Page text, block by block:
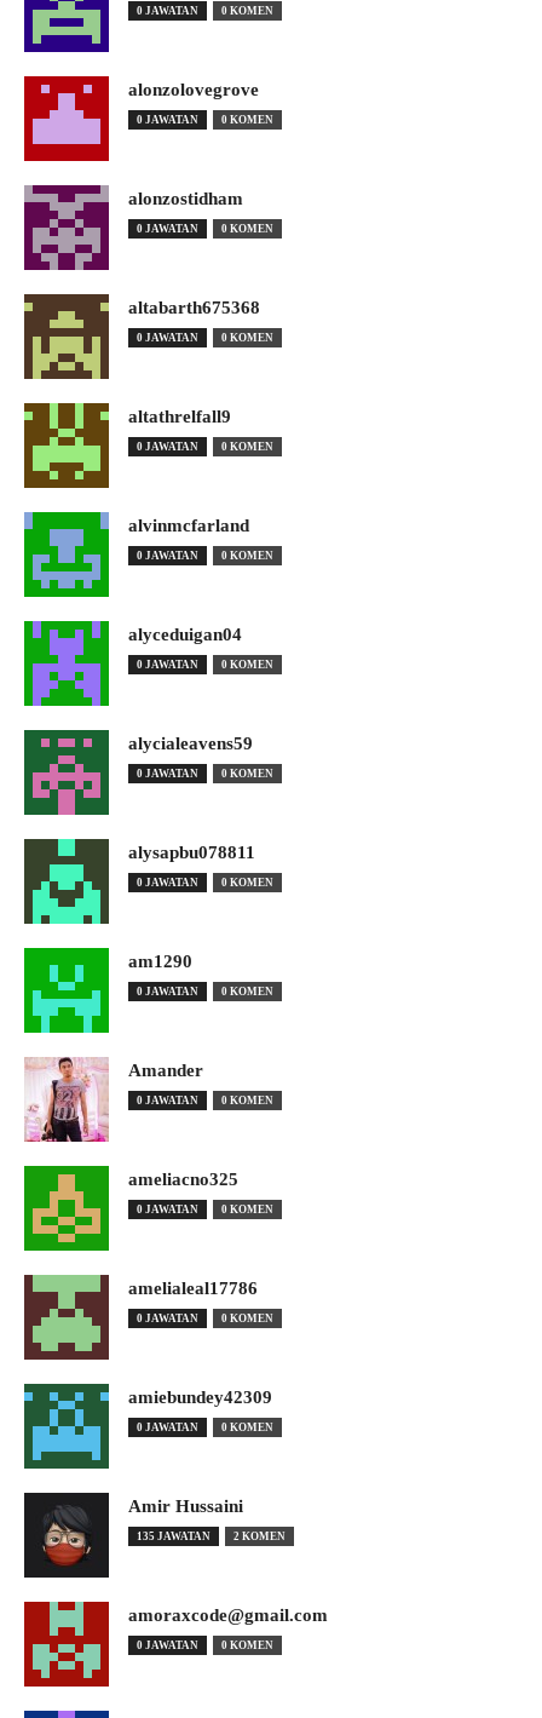
0 JAWATAN 0 KOMEN
alonzolovegrove
0 JAWATAN 0 KOMEN
alonzostidham
0 JAWATAN 0 KOMEN
altabarth675368
0 JAWATAN 0 KOMEN
altathrelfall9
0 JAWATAN 0 KOMEN
alvinmcfarland
0 JAWATAN 0 KOMEN
alyceduigan04
0 JAWATAN 0 KOMEN
alycialeavens59
0 JAWATAN 0 KOMEN
alysapbu078811
0 JAWATAN 0 KOMEN
am1290
0 JAWATAN 0 KOMEN
Amander
0 JAWATAN 0 KOMEN
ameliacno325
0 JAWATAN 0 KOMEN
amelialeal17786
0 JAWATAN 0 KOMEN
amiebundey42309
0 JAWATAN 0 KOMEN
Amir Hussaini
135 JAWATAN 2 KOMEN
amoraxcode@gmail.com
0 JAWATAN 0 KOMEN